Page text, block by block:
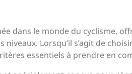
dans le monde du cyclisme,
Lorsqu’il s’agit de
essentiels à prendre en